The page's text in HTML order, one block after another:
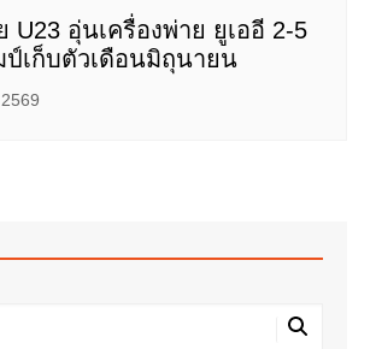
U23 อุ่นเครื่องพ่าย ยูเออี 2-5
เก็บตัวเดือนมิถุนายน